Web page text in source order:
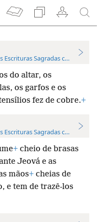
Sagradas com
do altar, os
os garfos e os
fez de cobre.+
Sagradas com
+ cheio de brasas
Jeová e as
mãos+ cheias de
e tem de trazê-los